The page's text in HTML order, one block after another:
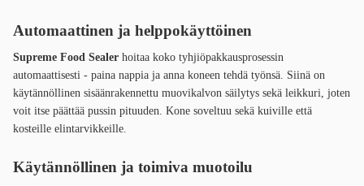
Automaattinen ja helppokäyttöinen
Supreme Food Sealer hoitaa koko tyhjiöpakkausprosessin
automaattisesti - paina nappia ja anna koneen tehdä työnsä. Siinä on
käytännöllinen sisäänrakennettu muovikalvon säilytys sekä leikkuri, joten
voit itse päättää pussin pituuden. Kone soveltuu sekä kuiville että
kosteille elintarvikkeille.
Käytännöllinen ja toimiva muotoilu